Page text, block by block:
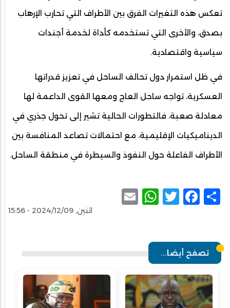
تعكس هذه التغيرات الفرق بين الأطراف التي تحارب الإرهاب
بصدق، والأخرى التي تستخدمه كأداة لخدمة أجندات
سياسية واقتصادية.
في ظل استمرار دول تحالف الساحل في تعزيز قدراتها
العسكرية، تواجه ساحل العاج ومعها القوى الداعمة لها
معادلة صعبة، فالتطورات الحالية تشير إلى تحول جذري في
الديناميكيات الإقليمية، مع احتمالات تصاعد المنافسة بين
الأطراف الفاعلة حول النفوذ والسيطرة في منطقة الساحل.
Share
Facebook
Twitter
WhatsApp
اثنين, 2024/12/09 - 15:56
تصفح أيضا...